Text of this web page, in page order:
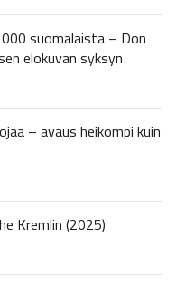
suomalaista – Don
elokuvan syksyn
– avaus heikompi kuin
Kremlin (2025)